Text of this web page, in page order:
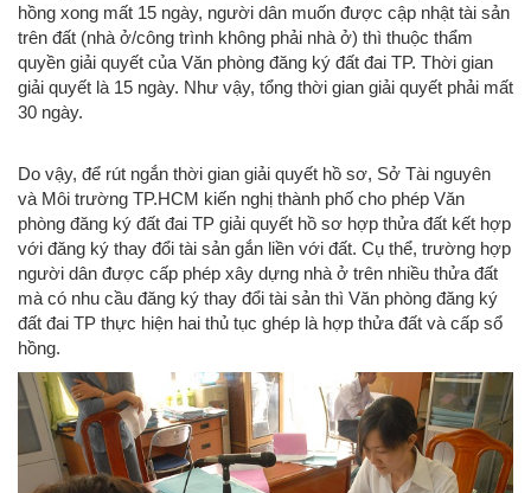
hồng xong mất 15 ngày, người dân muốn được cập nhật tài sản
trên đất (nhà ở/công trình không phải nhà ở) thì thuộc thẩm
quyền giải quyết của Văn phòng đăng ký đất đai TP. Thời gian
giải quyết là 15 ngày. Như vậy, tổng thời gian giải quyết phải mất
30 ngày.
Do vậy, để rút ngắn thời gian giải quyết hồ sơ, Sở Tài nguyên
và Môi trường TP.HCM kiến nghị thành phố cho phép Văn
phòng đăng ký đất đai TP giải quyết hồ sơ hợp thửa đất kết hợp
với đăng ký thay đổi tài sản gắn liền với đất. Cụ thể, trường hợp
người dân được cấp phép xây dựng nhà ở trên nhiều thửa đất
mà có nhu cầu đăng ký thay đổi tài sản thì Văn phòng đăng ký
đất đai TP thực hiện hai thủ tục ghép là hợp thửa đất và cấp sổ
hồng.